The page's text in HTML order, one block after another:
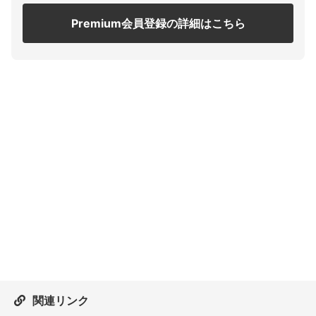
Premium会員登録の詳細はこちら
関連リンク